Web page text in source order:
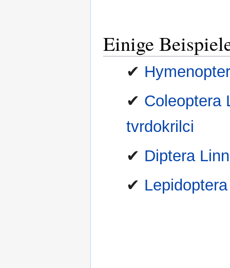
Einige
✔
✔ Coleoptera
tvrdokrilci
✔ Diptera
✔